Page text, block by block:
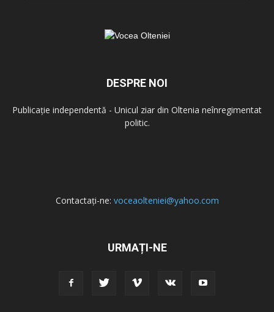
DESPRE NOI
Publicație independentă - Unicul ziar din Oltenia neînregimentat
politic.
Contactați-ne: voceaolteniei@yahoo.com
URMAȚI-NE